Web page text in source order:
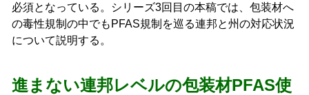
必須となっている。シリーズ3回目の本稿では、包装材へ
の毒性規制の中でもPFAS規制を巡る連邦と州の対応状況
について説明する。
進まない連邦レベルの包装材PFAS使